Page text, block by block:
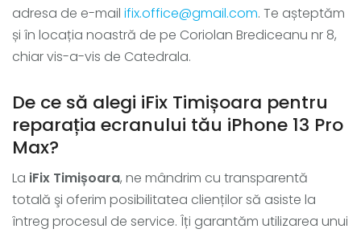
adresa de e-mail ifix.office@gmail.com. Te așteptăm
și în locația noastră de pe Coriolan Brediceanu nr 8,
chiar vis-a-vis de Catedrala.
De ce să alegi iFix Timișoara pentru
reparația ecranului tău iPhone 13 Pro
Max?
La iFix Timișoara, ne mândrim cu transparentă
totală şi oferim posibilitatea clienților să asiste la
întreg procesul de service. Îți garantăm utilizarea unui